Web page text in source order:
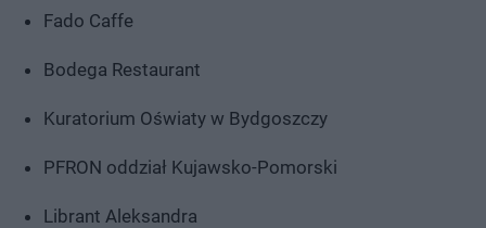
Fado Caffe
Bodega Restaurant
Kuratorium Oświaty w Bydgoszczy
PFRON oddział Kujawsko-Pomorski
Librant Aleksandra